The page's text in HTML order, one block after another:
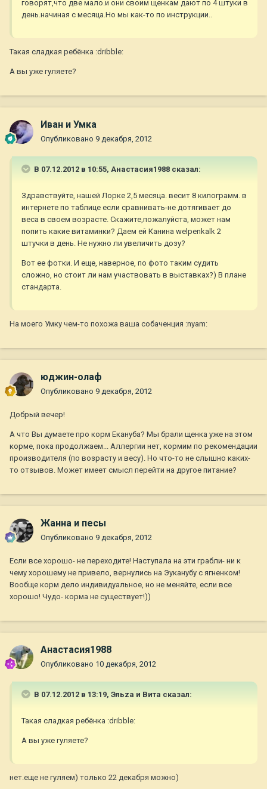
говорят,что две мало.и они своим щенкам дают по 4 штуки в
день.начиная с месяца.Но мы как-то по инструкции..
Такая сладкая ребёнка :dribble:
А вы уже гуляете?
Иван и Умка
Опубликовано 9 декабря, 2012
В 07.12.2012 в 10:55, Анастасия1988 сказал:
Здравствуйте, нашей Лорке 2,5 месяца. весит 8 килограмм. в
интернете по таблице если сравнивать-не дотягивает до
веса в своем возрасте. Скажите,пожалуйста, может нам
попить какие витаминки? Даем ей Канина welpenkalk 2
штучки в день. Не нужно ли увеличить дозу?
Вот ее фотки. И еще, наверное, по фото таким судить
сложно, но стоит ли нам участвовать в выставках?) В плане
стандарта.
На моего Умку чем-то похожа ваша собаченция :nyam:
юджин-олаф
Опубликовано 9 декабря, 2012
Добрый вечер!
А что Вы думаете про корм Екануба? Мы брали щенка уже на этом
корме, пока продолжаем... Аллергии нет, кормим по рекомендации
производителя (по возрасту и весу). Но что-то не слышно каких-
то отзывов. Может имеет смысл перейти на другое питание?
Жанна и песы
Опубликовано 9 декабря, 2012
Если все хорошо- не переходите! Наступала на эти грабли- ни к
чему хорошему не привело, вернулись на Эуканубу с ягненком!
Вообще корм дело индивидуальное, но не меняйте, если все
хорошо! Чудо- корма не существует!))
Анастасия1988
Опубликовано 10 декабря, 2012
В 07.12.2012 в 13:19, Эльza и Вита сказал:
Такая сладкая ребёнка :dribble:
А вы уже гуляете?
нет.еще не гуляем) только 22 декабря можно)